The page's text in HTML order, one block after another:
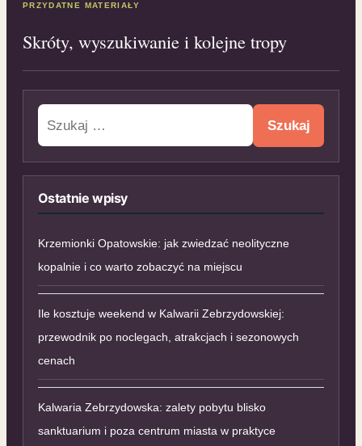
PRZYDATNE MATERIAŁY
Skróty, wyszukiwanie i kolejne tropy
Ostatnie wpisy
Krzemionki Opatowskie: jak zwiedzać neolityczne
kopalnie i co warto zobaczyć na miejscu
Ile kosztuje weekend w Kalwarii Zebrzydowskiej:
przewodnik po noclegach, atrakcjach i sezonowych
cenach
Kalwaria Zebrzydowska: zalety pobytu blisko
sanktuarium i poza centrum miasta w praktyce